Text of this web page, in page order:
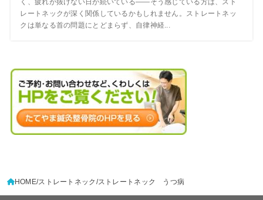
く、疲れが抜けない日が続いている——そう感じている方は、スト
レートネックが深く関係しているかもしれません。ストレートネッ
クは単なる首の問題にとどまらず、自律神経...
HOME ストレートネック ストレートネック うつ病